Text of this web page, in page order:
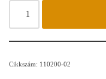
Cikkszám: 110200-02